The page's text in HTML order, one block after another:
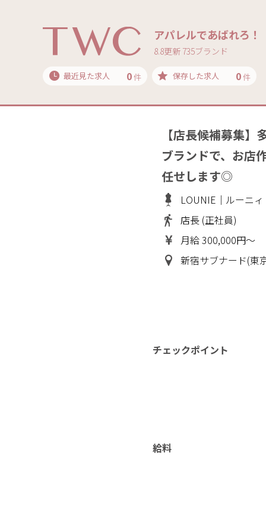
アパレルであばれろ！
8.8更新 735ブランド
最近見た求人 0件 保存した求人 0件
【店長候補募集
ブランドで、お店
任せします◎
LOUNIE｜ルーニィ
店長 (正社員)
月給 300,000円～
新宿サブナード(東
チェックポイント
給料